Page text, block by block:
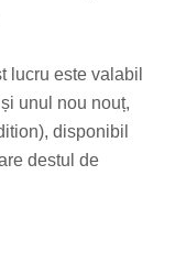
lucru este valabil
unul nou nouț,
disponibil
destul de